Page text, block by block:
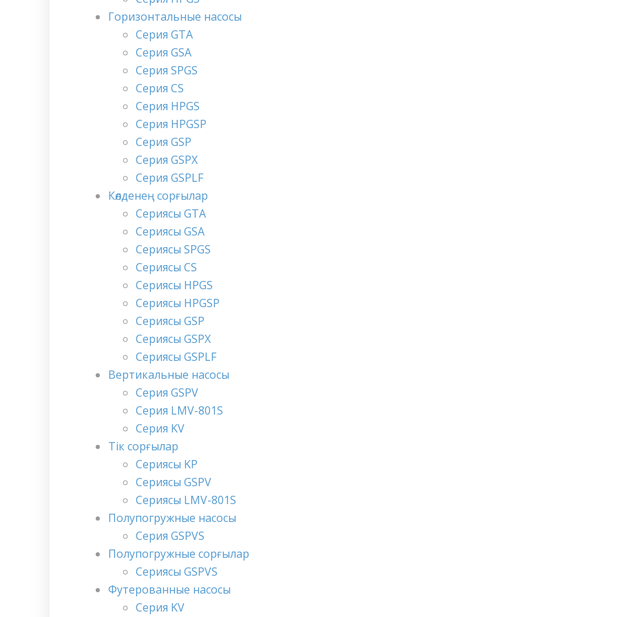
Горизонтальные насосы
Серия GTA
Серия GSA
Серия SPGS
Серия CS
Серия HPGS
Серия HPGSP
Серия GSP
Серия GSPX
Серия GSPLF
Көлденең сорғылар
Сериясы GTA
Сериясы GSA
Сериясы SPGS
Сериясы CS
Сериясы HPGS
Сериясы HPGSP
Сериясы GSP
Сериясы GSPX
Сериясы GSPLF
Вертикальные насосы
Серия GSPV
Серия LMV-801S
Серия KV
Тік сорғылар
Сериясы KP
Сериясы GSPV
Сериясы LMV-801S
Полупогружные насосы
Серия GSPVS
Полупогружные сорғылар
Сериясы GSPVS
Футерованные насосы
Серия KV